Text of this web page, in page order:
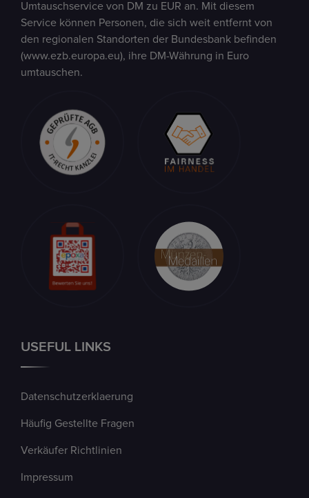
Umtauschservice von DM zu EUR an. Mit diesem
Service können Personen, die sich weit entfernt von
den regionalen Standorten der Bundesbank befinden
(www.ezb.europa.eu), ihre DM-Währung in Euro
umtauschen.
USEFUL LINKS
Datenschutzerklaerung
Häufig Gestellte Fragen
Verkäufer Richtlinien
Impressum